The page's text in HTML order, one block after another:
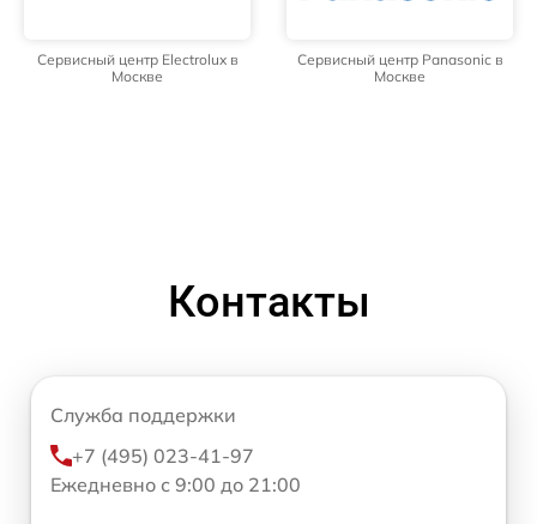
Сервисный центр Electrolux в
Москве
Сервисный центр Panasonic в
Москве
Контакты
Служба поддержки
+7 (495) 023-41-97
Ежедневно с 9:00 до 21:00